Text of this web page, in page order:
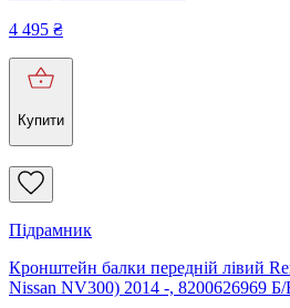
4 495 ₴
Купити
Підрамник
Кронштейн балки передній лівий
Nissan NV300) 2014 -, 8200626969